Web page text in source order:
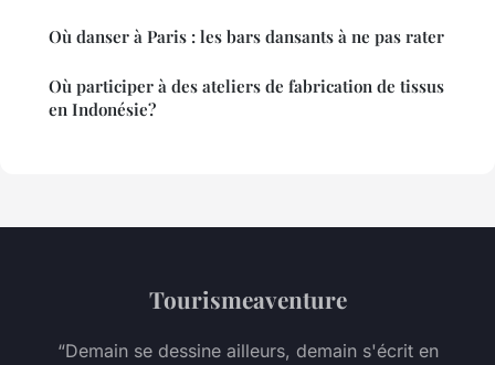
Où danser à Paris : les bars dansants à ne pas rater
Où participer à des ateliers de fabrication de tissus
en Indonésie?
Tourismeaventure
“Demain se dessine ailleurs, demain s'écrit en